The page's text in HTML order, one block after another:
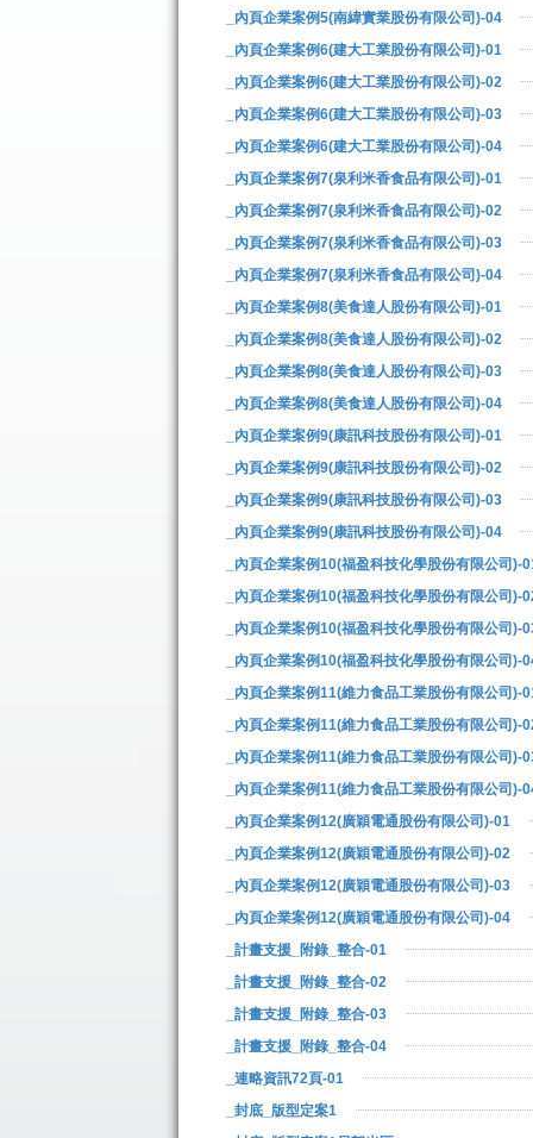
_內頁企業案例5(南緯實業股份有限公司)-04
_內頁企業案例6(建大工業股份有限公司)-01
_內頁企業案例6(建大工業股份有限公司)-02
_內頁企業案例6(建大工業股份有限公司)-03
_內頁企業案例6(建大工業股份有限公司)-04
_內頁企業案例7(泉利米香食品有限公司)-01
_內頁企業案例7(泉利米香食品有限公司)-02
_內頁企業案例7(泉利米香食品有限公司)-03
_內頁企業案例7(泉利米香食品有限公司)-04
_內頁企業案例8(美食達人股份有限公司)-01
_內頁企業案例8(美食達人股份有限公司)-02
_內頁企業案例8(美食達人股份有限公司)-03
_內頁企業案例8(美食達人股份有限公司)-04
_內頁企業案例9(康訊科技股份有限公司)-01
_內頁企業案例9(康訊科技股份有限公司)-02
_內頁企業案例9(康訊科技股份有限公司)-03
_內頁企業案例9(康訊科技股份有限公司)-04
_內頁企業案例10(福盈科技化學股份有限公司)-
_內頁企業案例10(福盈科技化學股份有限公司)-
_內頁企業案例10(福盈科技化學股份有限公司)-
_內頁企業案例10(福盈科技化學股份有限公司)-
_內頁企業案例11(維力食品工業股份有限公司)-
_內頁企業案例11(維力食品工業股份有限公司)-
_內頁企業案例11(維力食品工業股份有限公司)-
_內頁企業案例11(維力食品工業股份有限公司)-
_內頁企業案例12(廣穎電通股份有限公司)-01
_內頁企業案例12(廣穎電通股份有限公司)-02
_內頁企業案例12(廣穎電通股份有限公司)-03
_內頁企業案例12(廣穎電通股份有限公司)-04
_計畫支援_附錄_整合-01
_計畫支援_附錄_整合-02
_計畫支援_附錄_整合-03
_計畫支援_附錄_整合-04
_連略資訊72頁-01
_封底_版型定案1